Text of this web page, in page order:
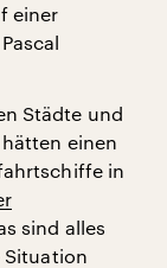
einer
Städte und
einen
in
sind alles
Situation